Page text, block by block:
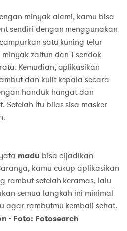
minyak alami, kamu bisa
sendiri dengan menggunakan
satu kuning telur
zaitun dan 1 sendok
Kemudian, aplikasikan
dan kulit kepala secara
handuk hangat dan
Setelah itu bilas sisa masker
madu bisa dijadikan
kamu cukup aplikasikan
rambut setelah keramas, lalu
semua langkah ini minimal
agar rambutmu kembali sehat.
- Foto: Fotosearch